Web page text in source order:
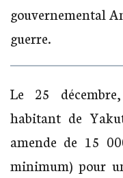
gouvernemental
guerre.
Le 25 décembre,
habitant de
amende de 15
minimum) pour